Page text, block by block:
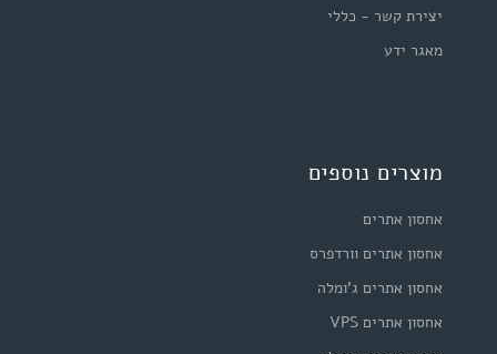
יצירת קשר - כללי
מאגר ידע
מוצרים נוספים
אחסון אתרים
אחסון אתרים וורדפרס
אחסון אתרים ג'ומלה
אחסון אתרים VPS